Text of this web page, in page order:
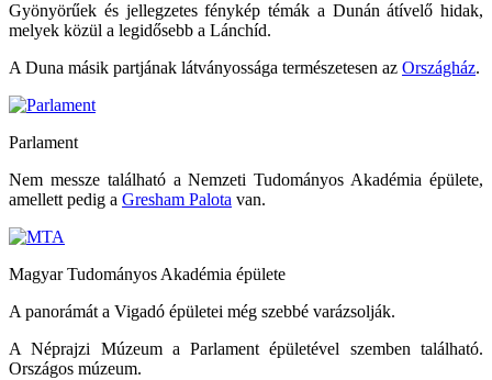
Gyönyörűek és jellegzetes fénykép témák a Dunán átívelő hidak,
melyek közül a legidősebb a Lánchíd.
A Duna másik partjának látványossága természetesen az Országház.
Parlament
Nem messze található a Nemzeti Tudományos Akadémia épülete,
amellett pedig a Gresham Palota van.
Magyar Tudományos Akadémia épülete
A panorámát a Vigadó épületei még szebbé varázsolják.
A Néprajzi Múzeum a Parlament épületével szemben található.
Országos múzeum.